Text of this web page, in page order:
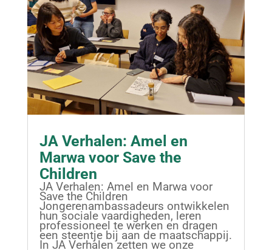
JA Verhalen: Amel en
Marwa voor Save the
Children
JA Verhalen: Amel en Marwa voor
Save the Children
Jongerenambassadeurs ontwikkelen
hun sociale vaardigheden, leren
professioneel te werken en dragen
een steentje bij aan de maatschappij.
In JA Verhalen zetten we onze